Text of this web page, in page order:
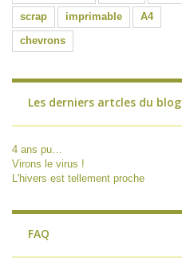
scrap
imprimable
A4
chevrons
Les derniers artcles du blog
4 ans pu…
Virons le virus !
L'hivers est tellement proche
FAQ